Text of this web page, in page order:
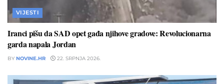
VIJESTI
Iranci pišu da SAD opet gađa njihove gradove: Revolucionarna
garda napala Jordan
BY NOVINE.HR 22. SRPNJA 2026.